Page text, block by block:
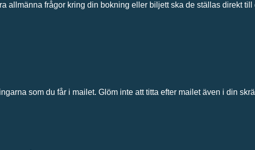
allmänna frågor kring din bokning eller biljett ska de ställas direkt till
som du får i mailet. Glöm inte att titta efter mailet även i din